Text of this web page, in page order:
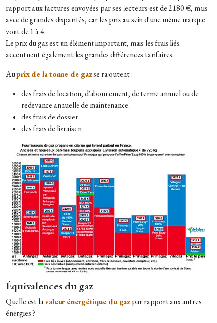
rapport aux factures envoyées par ses lecteurs est de 2180 €, mais
avec de grandes disparités, car les prix au sein d'une même marque
vont de 1 à 4.
Le prix du gaz est un élément important, mais les frais liés
accentuent également les grandes différences tarifaires.
Auprix de la tonne de gazse rajoutent :
des frais de location, d'abonnement, de terme annuel ou de
redevance annuelle de maintenance.
des frais de dossier
des frais de livraison
Équivalences du gaz
Quelle est lavaleur énergétique du gazpar rapport aux autres
énergies ?